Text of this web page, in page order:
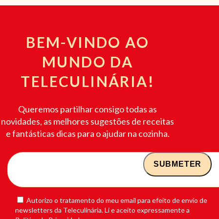
BEM-VINDO AO
MUNDO DA
TELECULINÁRIA!
Queremos partilhar consigo todas as
novidades, as melhores sugestões de receitas
e fantásticas dicas para o ajudar na cozinha.
Autorizo o tratamento do meu email para efeito de envio de
newsletters da Teleculinária. Li e aceito expressamente a